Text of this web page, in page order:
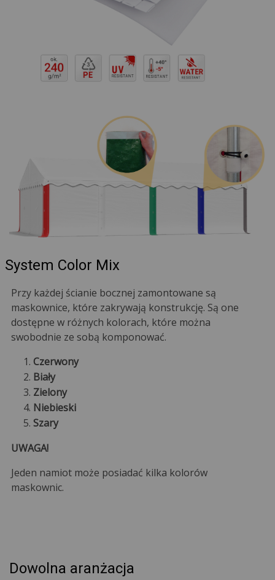
System Color Mix
Przy każdej ścianie bocznej zamontowane są
maskownice, które zakrywają konstrukcję. Są one
dostępne w różnych kolorach, które można
swobodnie ze sobą komponować.
Czerwony
Biały
Zielony
Niebieski
Szary
UWAGA!
Jeden namiot może posiadać kilka kolorów
maskownic.
Dowolna aranżacja